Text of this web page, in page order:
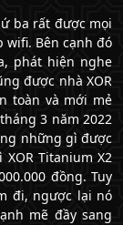
ba rất được mọi
Bên cạnh đó
phát hiện nghe
được nhà XOR
toàn và mới mẻ
3 năm 2022
những gì được
Titanium X2
đồng. Tuy
đi, ngược lại nó
mẽ đầy sang